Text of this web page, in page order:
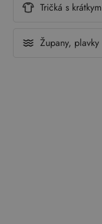
Tričká s
Župany, plavky